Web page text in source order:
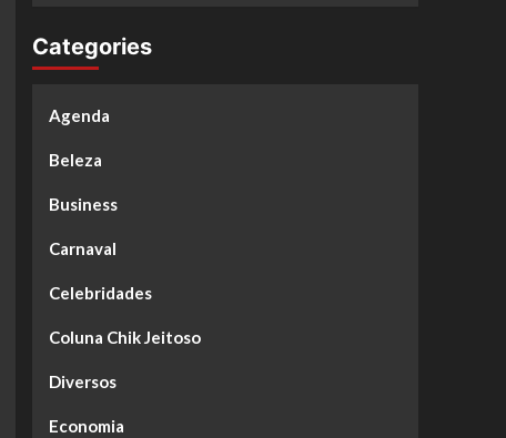
Categories
Agenda
Beleza
Business
Carnaval
Celebridades
Coluna Chik Jeitoso
Diversos
Economia